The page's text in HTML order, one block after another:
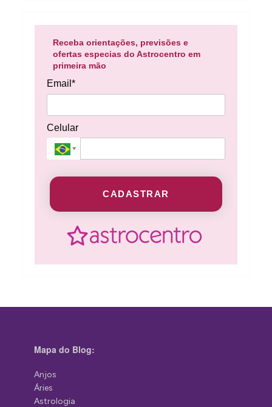
Receba orientações, previsões e
ofertas especias do Astrocentro em
primeira mão
Email*
Celular
CADASTRAR
Mapa do Blog:
Anjos
Áries
Astrologia